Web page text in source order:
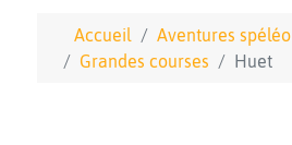
Accueil
Aventures spéléo
Grandes courses
Huet